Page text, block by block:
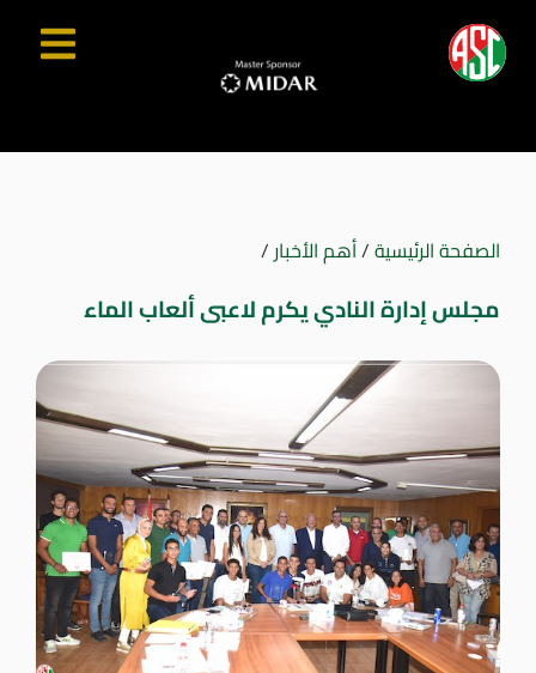
الصفحة الرئيسية/أهم الأخبار/
مجلس إدارة النادي يكرم لاعبى ألعاب الماء